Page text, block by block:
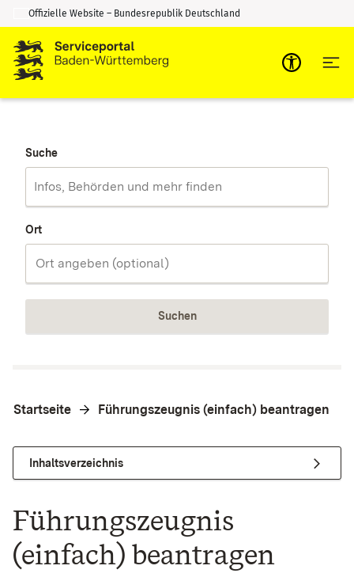
Zum Inhalt springen
Zur Suche springen
Offizielle Website – Bundesrepublik Deutschland
Suche
Ort
Suchen
Startseite Führungszeugnis (einfach) beantragen
Inhaltsverzeichnis
Führungszeugnis
(einfach) beantragen